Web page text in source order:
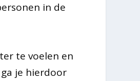
in de
te voelen en
je hierdoor